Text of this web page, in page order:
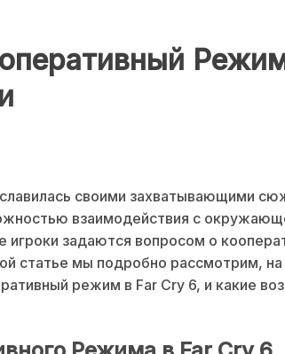
своими захватывающими
взаимодействия с
игроки задаются вопросом о
статье мы подробно рассмотрим, на
режим в Far Cry 6, и какие